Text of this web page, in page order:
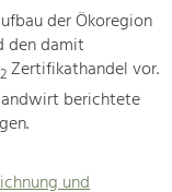
der Ökoregion
den damit
2Zertifikathandel vor.
berichtete
und